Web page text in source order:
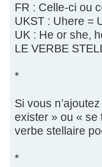
FR : Celle-ci ou
UKST : Uhere =
UK : He or she,
LE VERBE
*
Si vous
exister » ou « se
verbe stellaire
*